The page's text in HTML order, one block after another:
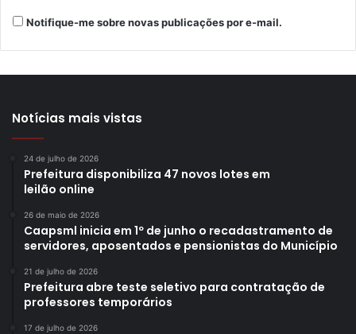
Fabrício Bianchi, diretor da CMTU. Foto: Vivian
Honorato / NCom
Fabrício Bianchi
Diretor-Presidente da Companhia Municipal de Trânsito
Notifique-me sobre novas publicações por e-mail.
Notícias mais vistas
24 de julho de 2026
Prefeitura disponibiliza 47 novos lotes em
leilão online
26 de maio de 2026
Caapsml inicia em 1º de junho o recadastramento de
servidores, aposentados e pensionistas do Município
21 de julho de 2026
Prefeitura abre teste seletivo para contratação de
professores temporários
17 de julho de 2026